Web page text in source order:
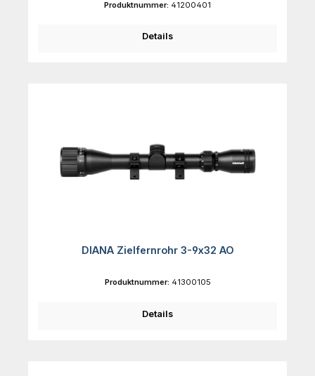
Produktnummer: 41200401
Details
DIANA Zielfernrohr 3-9x32 AO
Produktnummer: 41300105
Details